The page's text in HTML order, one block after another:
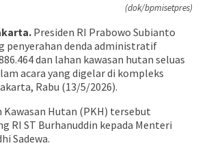
(dok/bpmisetpres)
Presiden RI Prabowo Subianto
penyerahan denda administratif
dan lahan kawasan hutan seluas
acara yang digelar di kompleks
Rabu (13/5/2026).
Hutan (PKH) tersebut
RI ST Burhanuddin kepada Menteri
Sadewa.